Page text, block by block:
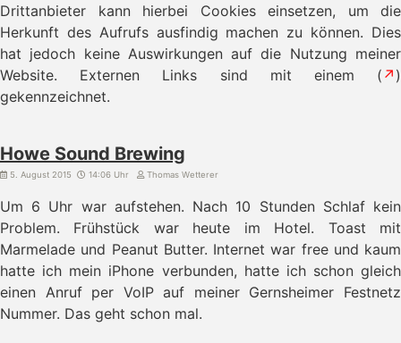
Drittanbieter kann hierbei Cookies einsetzen, um die
Herkunft des Aufrufs ausfindig machen zu können. Dies
hat jedoch keine Auswirkungen auf die Nutzung meiner
Website. Externen Links sind mit einem ( ↗ )
gekennzeichnet.
Howe Sound Brewing
5. August 2015 14:06 Uhr Thomas Wetterer
Um 6 Uhr war aufstehen. Nach 10 Stunden Schlaf kein
Problem. Frühstück war heute im Hotel. Toast mit
Marmelade und Peanut Butter. Internet war free und kaum
hatte ich mein iPhone verbunden, hatte ich schon gleich
einen Anruf per VoIP auf meiner Gernsheimer Festnetz
Nummer. Das geht schon mal.